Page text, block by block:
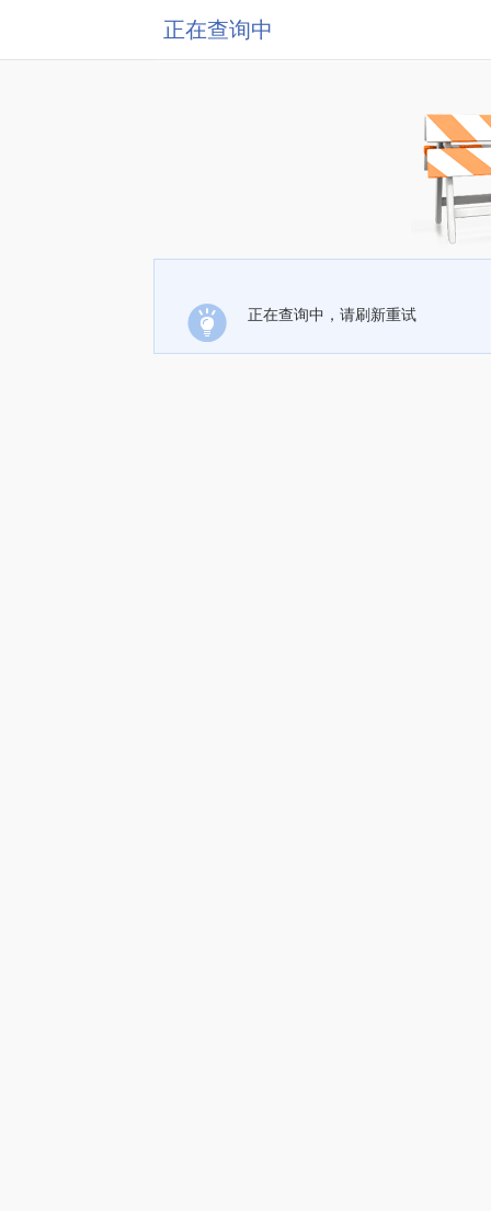
正在查询中
正在查询中，请刷新重试